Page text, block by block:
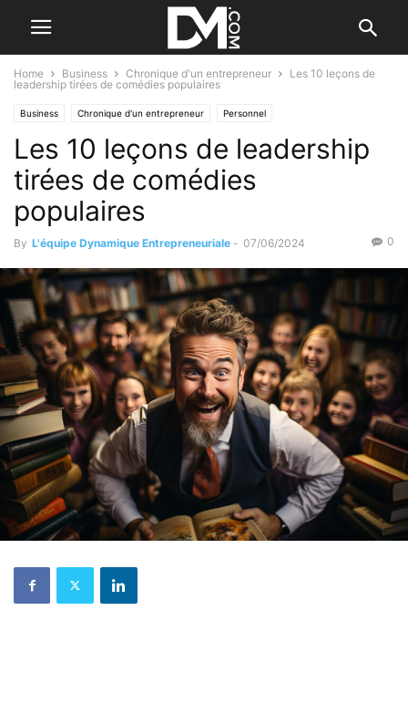
Home Business Chronique d'un entrepreneur
Les 10 leçons de
leadership tirées de comédies populaires
Business Chronique d'un entrepreneur Personnel
Développement personnel Management
Les 10 leçons de leadership
tirées de comédies
populaires
By L'équipe Dynamique Entrepreneuriale - 07/06/2024 0